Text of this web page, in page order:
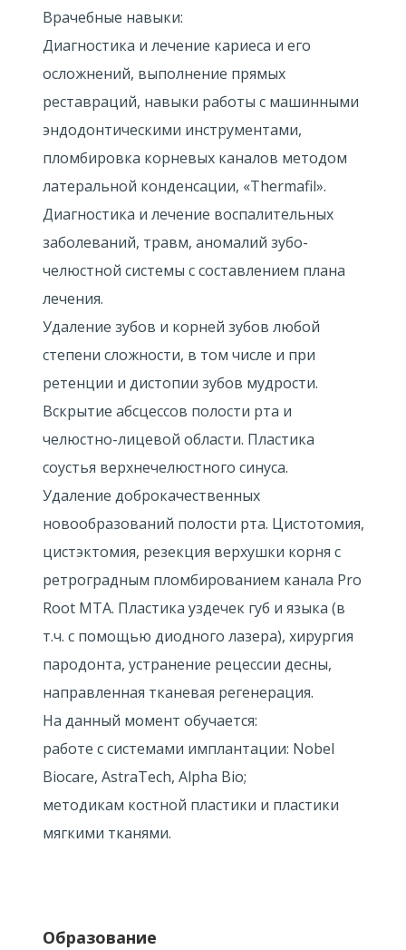
Врачебные навыки:
Диагностика и лечение кариеса и его
осложнений, выполнение прямых
реставраций, навыки работы с машинными
эндодонтическими инструментами,
пломбировка корневых каналов методом
латеральной конденсации, «Thermafil».
Диагностика и лечение воспалительных
заболеваний, травм, аномалий зубо-
челюстной системы с составлением плана
лечения.
Удаление зубов и корней зубов любой
степени сложности, в том числе и при
ретенции и дистопии зубов мудрости.
Вскрытие абсцессов полости рта и
челюстно-лицевой области. Пластика
соустья верхнечелюстного синуса.
Удаление доброкачественных
новообразований полости рта. Цистотомия,
цистэктомия, резекция верхушки корня с
ретроградным пломбированием канала Pro
Root MTA. Пластика уздечек губ и языка (в
т.ч. с помощью диодного лазера), хирургия
пародонта, устранение рецессии десны,
направленная тканевая регенерация.
На данный момент обучается:
работе с системами имплантации: Nobel
Biocare, AstraTech, Alpha Bio;
методикам костной пластики и пластики
мягкими тканями.
Образование